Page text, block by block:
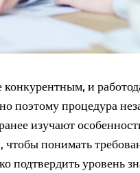
и
поэтому процедура
изучают
, чтобы понимать
подтвердить уровень